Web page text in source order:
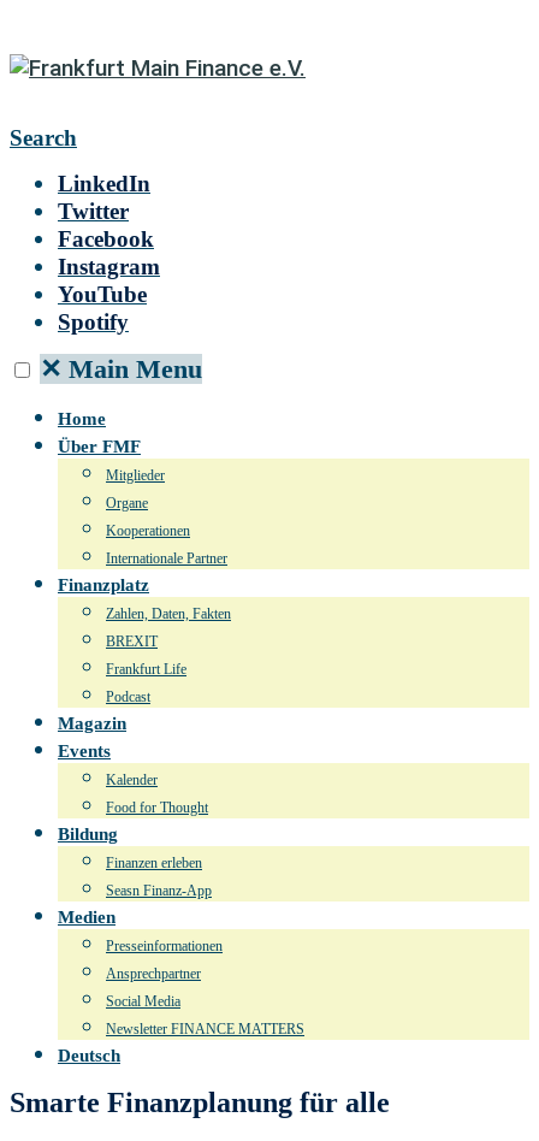
Search
LinkedIn
Twitter
Facebook
Instagram
YouTube
Spotify
✕ Main Menu
Home
Über FMF
Mitglieder
Organe
Kooperationen
Internationale Partner
Finanzplatz
Zahlen, Daten, Fakten
BREXIT
Frankfurt Life
Podcast
Magazin
Events
Kalender
Food for Thought
Bildung
Finanzen erleben
Seasn Finanz-App
Medien
Presseinformationen
Ansprechpartner
Social Media
Newsletter FINANCE MATTERS
Deutsch
Smarte Finanzplanung für alle